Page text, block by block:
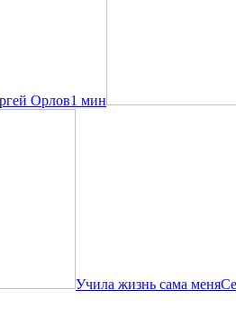
Орлов1 мин
Учила жизнь сама меня